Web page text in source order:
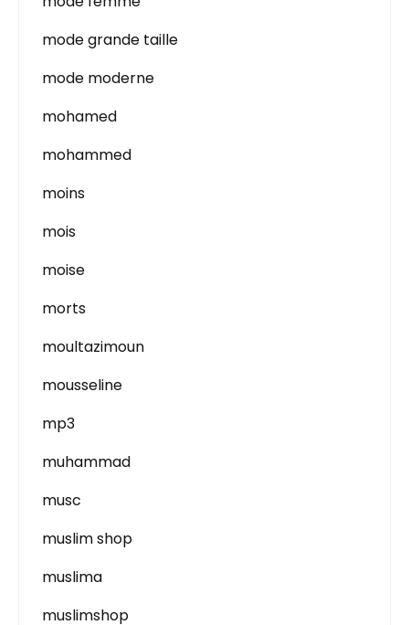
mode grande taille
mode moderne
mohamed
mohammed
moins
mois
moise
morts
moultazimoun
mousseline
mp3
muhammad
musc
muslim shop
muslima
muslimshop